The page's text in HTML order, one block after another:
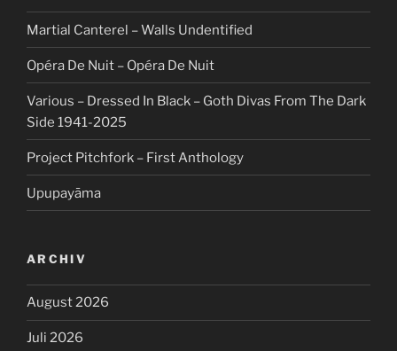
Martial Canterel – Walls Undentified
Opéra De Nuit – Opéra De Nuit
Various – Dressed In Black – Goth Divas From The Dark
Side 1941-2025
Project Pitchfork – First Anthology
Upupayāma
ARCHIV
August 2026
Juli 2026